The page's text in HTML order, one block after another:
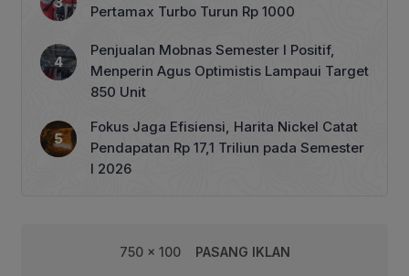
Pertamax Turbo Turun Rp 1000
Penjualan Mobnas Semester I Positif,
Menperin Agus Optimistis Lampaui Target
850 Unit
Fokus Jaga Efisiensi, Harita Nickel Catat
Pendapatan Rp 17,1 Triliun pada Semester
I 2026
750 x 100 PASANG IKLAN